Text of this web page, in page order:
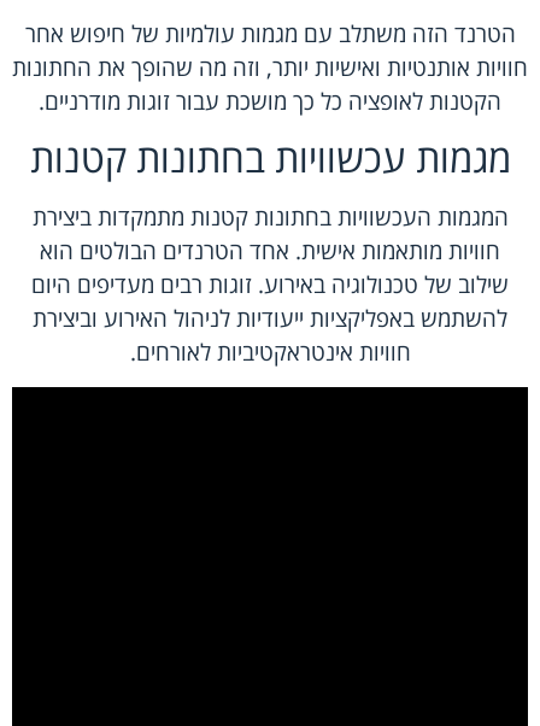
הטרנד הזה משתלב עם מגמות עולמיות של חיפוש אחר
חוויות אותנטיות ואישיות יותר, וזה מה שהופך את החתונות
הקטנות לאופציה כל כך מושכת עבור זוגות מודרניים.
מגמות עכשוויות בחתונות קטנות
המגמות העכשוויות בחתונות קטנות מתמקדות ביצירת
חוויות מותאמות אישית. אחד הטרנדים הבולטים הוא
שילוב של טכנולוגיה באירוע. זוגות רבים מעדיפים היום
להשתמש באפליקציות ייעודיות לניהול האירוע וביצירת
חוויות אינטראקטיביות לאורחים.